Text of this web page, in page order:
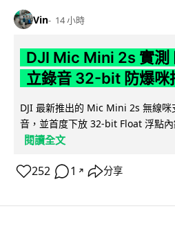
Vin 14 小時
DJI Mic Mini 2s 實測
立錄音 32-bit 防爆咪
DJI 最新推出的 Mic Mini 2s 無線咪
音，並首度下放 32-bit Float 浮點
閱讀全文
252 1 ↗ 分享